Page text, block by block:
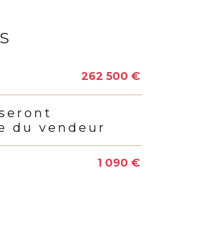
262 500 €
du vendeur
1 090 €